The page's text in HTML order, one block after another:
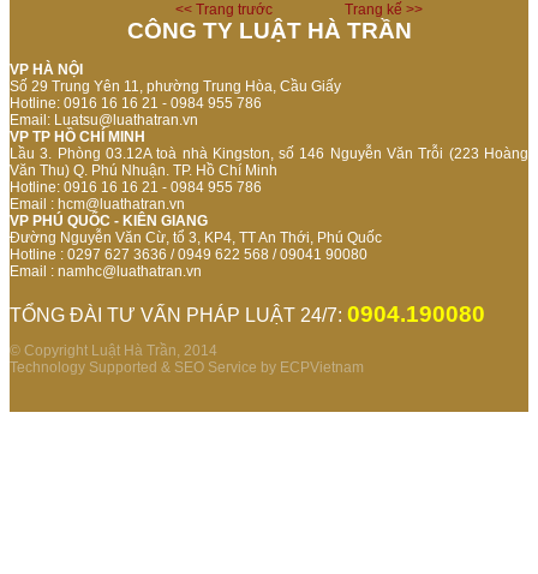
<< Trang trước
Trang kế >>
CÔNG TY LUẬT HÀ TRẦN
VP HÀ NỘI
Số 29 Trung Yên 11, phường Trung Hòa, Cầu Giấy
Hotline: 0916 16 16 21 - 0984 955 786
Email: Luatsu@luathatran.vn
VP TP HỒ CHÍ MINH
Lầu 3. Phòng 03.12A toà nhà Kingston, số 146 Nguyễn Văn Trỗi (223 Hoàng
Văn Thu) Q. Phú Nhuận. TP. Hồ Chí Minh
Hotline: 0916 16 16 21 - 0984 955 786
Email : hcm@luathatran.vn
VP PHÚ QUỐC - KIÊN GIANG
Đường Nguyễn Văn Cừ, tổ 3, KP4, TT An Thới, Phú Quốc
Hotline : 0297 627 3636 / 0949 622 568 / 09041 90080
Email : namhc@luathatran.vn
TỔNG ĐÀI TƯ VẤN PHÁP LUẬT 24/7: 0904.190080
© Copyright Luật Hà Trần, 2014
Technology Supported & SEO Service by ECPVietnam